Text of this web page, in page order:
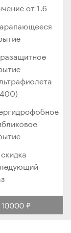
от 1.6
10000 ₽